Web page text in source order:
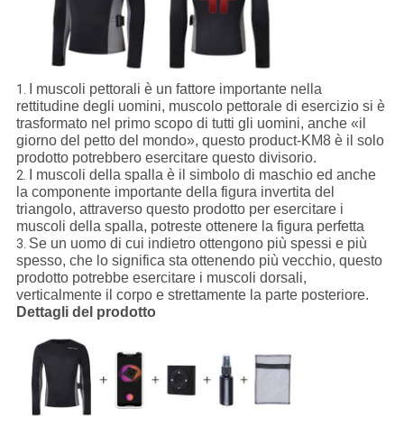
1.
I muscoli pettorali è un fattore importante nella
rettitudine degli uomini, muscolo pettorale di esercizio si è
trasformato nel primo scopo di tutti gli uomini, anche «il
giorno del petto del mondo», questo product-KM8 è il solo
prodotto potrebbero esercitare questo divisorio.
2.
I muscoli della spalla è il simbolo di maschio ed anche
la componente importante della figura invertita del
triangolo, attraverso questo prodotto per esercitare i
muscoli della spalla, potreste ottenere la figura perfetta
3. Se un uomo di cui indietro ottengono più spessi e più
spesso, che lo significa sta ottenendo più vecchio, questo
prodotto potrebbe esercitare i muscoli dorsali,
verticalmente il corpo e strettamente la parte posteriore.
Dettagli del prodotto